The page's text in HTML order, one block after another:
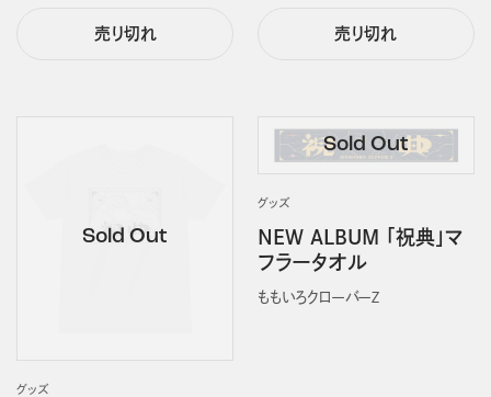
売り切れ 売り切れ
グッズ
グッズ
NEW ALBUM 「祝典」マ
フラータオル
ももいろクローバーＺ